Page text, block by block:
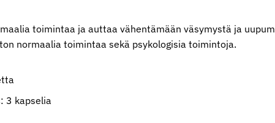
toimintaa ja auttaa vähentämään väsymystä ja
normaalia toimintaa sekä psykologisia toimintoja.
3 kapselia